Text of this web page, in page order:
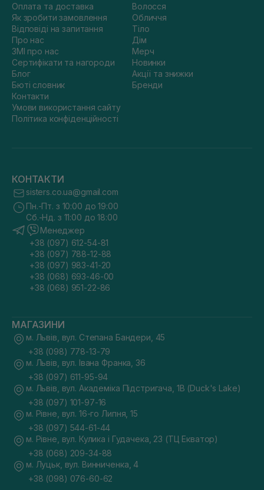
Оплата та доставка
Як зробити замовлення
Відповіді на запитання
Про нас
ЗМІ про нас
Сертифікати та нагороди
Блог
Бюті словник
Контакти
Умови використання сайту
Політика конфіденційності
Волосся
Обличчя
Тіло
Дім
Мерч
Новинки
Акції та знижки
Бренди
КОНТАКТИ
sisters.co.ua@gmail.com
Пн.-Пт. з 10:00 до 19:00
Сб.-Нд. з 11:00 до 18:00
Менеджер
+38 (097) 612-54-81
+38 (097) 788-12-88
+38 (097) 983-41-20
+38 (068) 693-46-00
+38 (068) 951-22-86
МАГАЗИНИ
м. Львів, вул. Степана Бандери, 45
+38 (098) 778-13-79
м. Львів, вул. Івана Франка, 36
+38 (097) 611-95-94
м. Львів, вул. Академіка Підстригача, 1В (Duck's Lake)
+38 (097) 101-97-16
м. Рівне, вул. 16-го Липня, 15
+38 (097) 544-61-44
м. Рівне, вул. Кулика і Гудачека, 23 (ТЦ Екватор)
+38 (068) 209-34-88
м. Луцьк, вул. Винниченка, 4
+38 (098) 076-60-62